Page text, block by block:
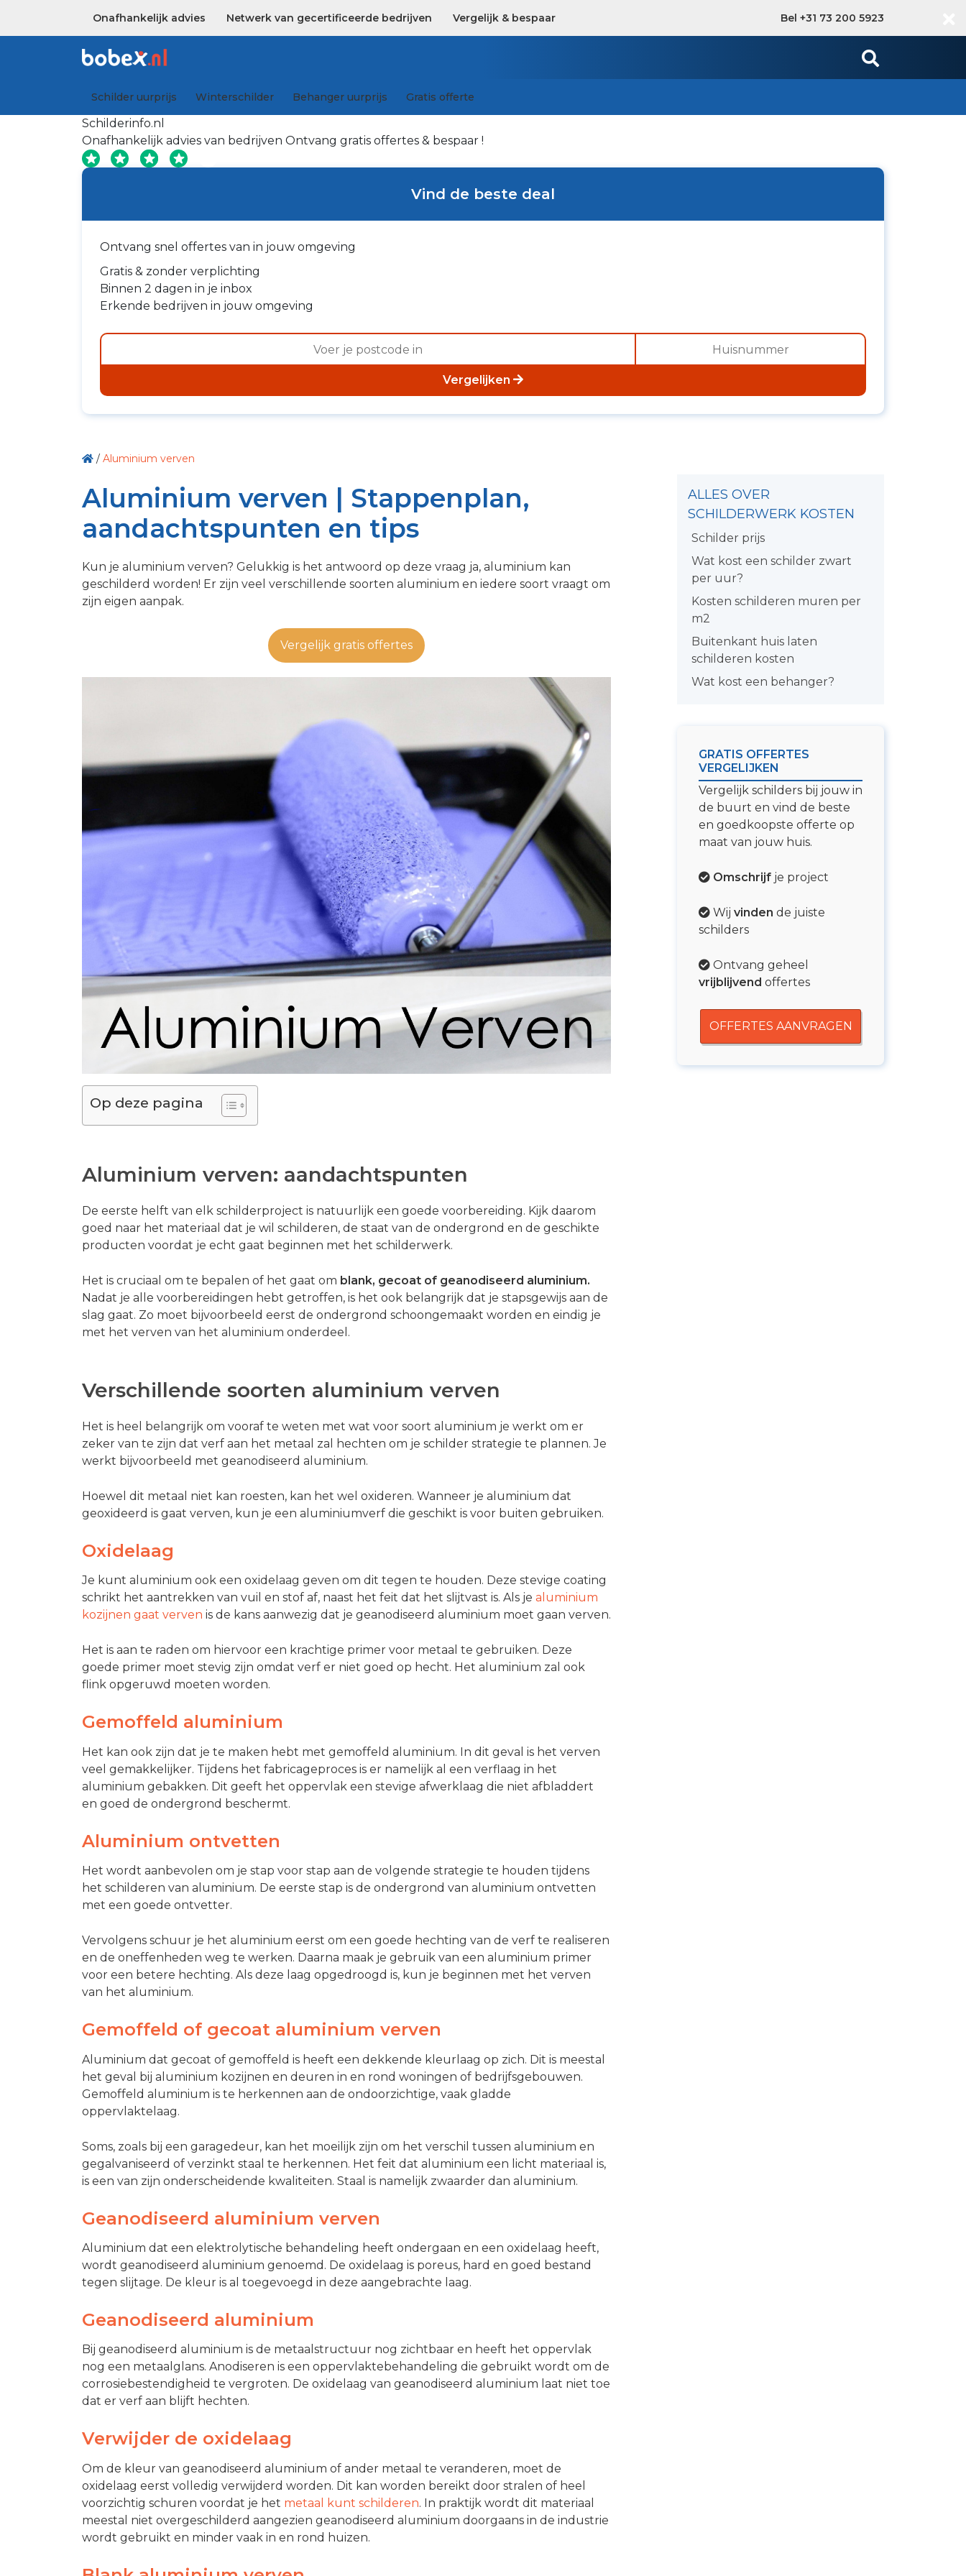
Onafhankelijk advies Netwerk van gecertificeerde bedrijven Vergelijk & bespaar Bel +31 73 200 5923
Schilder uurprijs Winterschilder Behanger uurprijs Gratis offerte
Schilderinfo.nl
Onafhankelijk advies van bedrijven Ontvang gratis offertes & bespaar !
Vind de beste deal
Ontvang snel offertes van in jouw omgeving
Gratis & zonder verplichting
Binnen 2 dagen in je inbox
Erkende bedrijven in jouw omgeving
Vergelijken
/ Aluminium verven
Aluminium verven | Stappenplan,
aandachtspunten en tips
Kun je aluminium verven? Gelukkig is het antwoord op deze vraag ja, aluminium kan
geschilderd worden! Er zijn veel verschillende soorten aluminium en iedere soort vraagt om
zijn eigen aanpak.
Vergelijk gratis offertes
Op deze pagina
Aluminium verven: aandachtspunten
De eerste helft van elk schilderproject is natuurlijk een goede voorbereiding. Kijk daarom
goed naar het materiaal dat je wil schilderen, de staat van de ondergrond en de geschikte
producten voordat je echt gaat beginnen met het schilderwerk.
Het is cruciaal om te bepalen of het gaat om blank, gecoat of geanodiseerd aluminium.
Nadat je alle voorbereidingen hebt getroffen, is het ook belangrijk dat je stapsgewijs aan de
slag gaat. Zo moet bijvoorbeeld eerst de ondergrond schoongemaakt worden en eindig je
met het verven van het aluminium onderdeel.
Verschillende soorten aluminium verven
Het is heel belangrijk om vooraf te weten met wat voor soort aluminium je werkt om er
zeker van te zijn dat verf aan het metaal zal hechten om je schilder strategie te plannen. Je
werkt bijvoorbeeld met geanodiseerd aluminium.
Hoewel dit metaal niet kan roesten, kan het wel oxideren. Wanneer je aluminium dat
geoxideerd is gaat verven, kun je een aluminiumverf die geschikt is voor buiten gebruiken.
Oxidelaag
Je kunt aluminium ook een oxidelaag geven om dit tegen te houden. Deze stevige coating
schrikt het aantrekken van vuil en stof af, naast het feit dat het slijtvast is. Als je aluminium
kozijnen gaat verven is de kans aanwezig dat je geanodiseerd aluminium moet gaan verven.
Het is aan te raden om hiervoor een krachtige primer voor metaal te gebruiken. Deze
goede primer moet stevig zijn omdat verf er niet goed op hecht. Het aluminium zal ook
flink opgeruwd moeten worden.
Gemoffeld aluminium
Het kan ook zijn dat je te maken hebt met gemoffeld aluminium. In dit geval is het verven
veel gemakkelijker. Tijdens het fabricageproces is er namelijk al een verflaag in het
aluminium gebakken. Dit geeft het oppervlak een stevige afwerklaag die niet afbladdert
en goed de ondergrond beschermt.
Aluminium ontvetten
Het wordt aanbevolen om je stap voor stap aan de volgende strategie te houden tijdens
het schilderen van aluminium. De eerste stap is de ondergrond van aluminium ontvetten
met een goede ontvetter.
Vervolgens schuur je het aluminium eerst om een goede hechting van de verf te realiseren
en de oneffenheden weg te werken. Daarna maak je gebruik van een aluminium primer
voor een betere hechting. Als deze laag opgedroogd is, kun je beginnen met het verven
van het aluminium.
Gemoffeld of gecoat aluminium verven
Aluminium dat gecoat of gemoffeld is heeft een dekkende kleurlaag op zich. Dit is meestal
het geval bij aluminium kozijnen en deuren in en rond woningen of bedrijfsgebouwen.
Gemoffeld aluminium is te herkennen aan de ondoorzichtige, vaak gladde
oppervlaktelaag.
Soms, zoals bij een garagedeur, kan het moeilijk zijn om het verschil tussen aluminium en
gegalvaniseerd of verzinkt staal te herkennen. Het feit dat aluminium een licht materiaal is,
is een van zijn onderscheidende kwaliteiten. Staal is namelijk zwaarder dan aluminium.
Geanodiseerd aluminium verven
Aluminium dat een elektrolytische behandeling heeft ondergaan en een oxidelaag heeft,
wordt geanodiseerd aluminium genoemd. De oxidelaag is poreus, hard en goed bestand
tegen slijtage. De kleur is al toegevoegd in deze aangebrachte laag.
Geanodiseerd aluminium
Bij geanodiseerd aluminium is de metaalstructuur nog zichtbaar en heeft het oppervlak
nog een metaalglans. Anodiseren is een oppervlaktebehandeling die gebruikt wordt om de
corrosiebestendigheid te vergroten. De oxidelaag van geanodiseerd aluminium laat niet toe
dat er verf aan blijft hechten.
Verwijder de oxidelaag
Om de kleur van geanodiseerd aluminium of ander metaal te veranderen, moet de
oxidelaag eerst volledig verwijderd worden. Dit kan worden bereikt door stralen of heel
voorzichtig schuren voordat je het metaal kunt schilderen. In praktijk wordt dit materiaal
meestal niet overgeschilderd aangezien geanodiseerd aluminium doorgaans in de industrie
wordt gebruikt en minder vaak in en rond huizen.
ALLES OVER
SCHILDERWERK KOSTEN
Schilder prijs
Wat kost een schilder zwart
per uur?
Kosten schilderen muren per
m2
Buitenkant huis laten
schilderen kosten
Wat kost een behanger?
GRATIS OFFERTES
VERGELIJKEN
Vergelijk schilders bij jouw in
de buurt en vind de beste
en goedkoopste offerte op
maat van jouw huis.
Omschrijf je project
Wij vinden de juiste
schilders
Ontvang geheel
vrijblijvend offertes
OFFERTES AANVRAGEN